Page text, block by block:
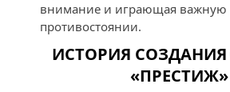
внимание и играющая важную
противостоянии.
ИСТОРИЯ
«ПРЕСТИЖ»